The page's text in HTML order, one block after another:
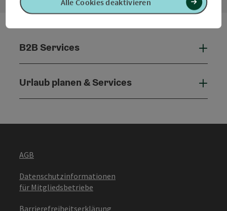
B2B Services
Urlaub planen & Services
AGB
Datenschutzinformationen
für Mitgliedsbetriebe
Barrierefreiheitserklärung